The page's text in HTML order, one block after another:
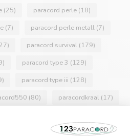
(25) paracord perle (18)
(7) paracord perle metall (7)
paracord survival (179)
paracord type 3 (129)
paracord type iii (128)
(80) paracordkraal (17)
ppmtouw(15)